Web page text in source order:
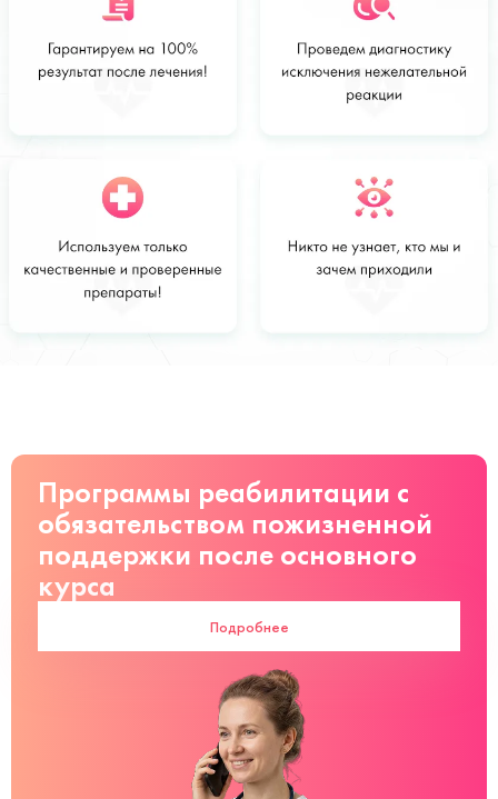
Стоимость
от 2800 руб
Заказать
Программы реабилитации с
обязательством пожизненной
поддержки после основного
курса
Подробнее